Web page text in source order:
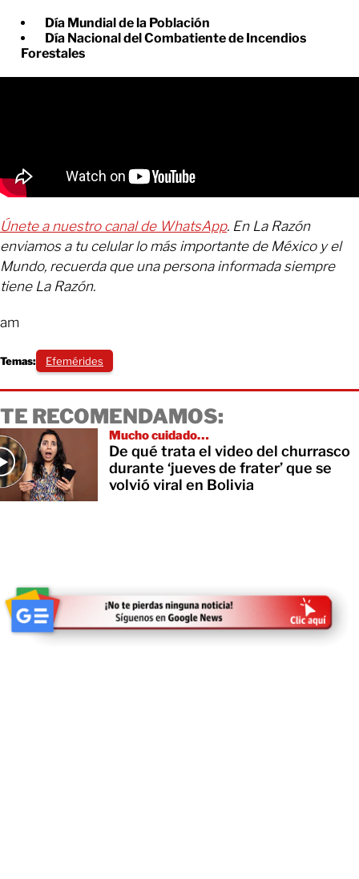
Día Mundial de la Población
Día Nacional del Combatiente de Incendios
Forestales
Únete a nuestro canal de WhatsApp. En La Razón
enviamos a tu celular lo más importante de México y el
Mundo, recuerda que una persona informada siempre
tiene La Razón.
am
Temas: Efemérides
TE RECOMENDAMOS:
Mucho cuidado…
De qué trata el video del churrasco
durante ‘jueves de frater’ que se
volvió viral en Bolivia